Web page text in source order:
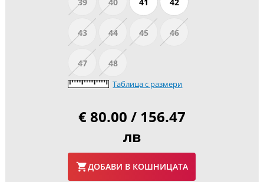
43 44 45 46
47 48
Таблица с размери
€ 80.00 / 156.47
лв
ДОБАВИ В КОШНИЦАТА